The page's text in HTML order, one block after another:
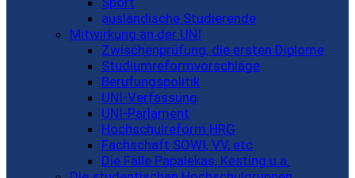
ausländische Studierende
Mitwirkung an der UNI
Zwischenprüfung, die ersten Diplome
Studiumreformvorschläge
Berufungspolitik
UNI-Verfassung
UNI-Parlament
Hochschulreform HRG
Fachschaft SOWI, VV, etc
Die Fälle Papalekas, Kesting u.a.